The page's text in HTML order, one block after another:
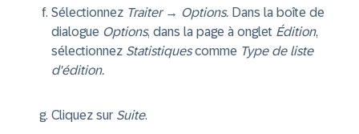
Sélectionnez Traiter → Options. Dans la boîte de
dialogue Options, dans la page à onglet Édition,
sélectionnez Statistiquescomme Type de liste
d'édition.
Cliquez sur Suite.